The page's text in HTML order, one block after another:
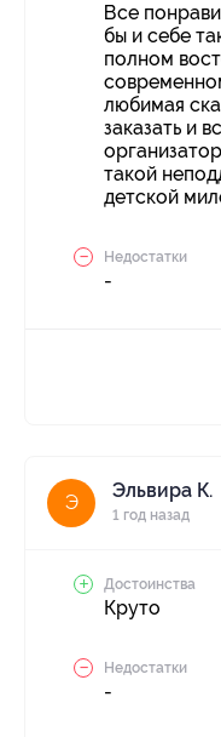
Все
бы и себе
полном
любимая
заказать и
такой
детской
Недостатки
-
Э
Эльвира К.
1 год назад
Достоинства
Круто
Недостатки
-